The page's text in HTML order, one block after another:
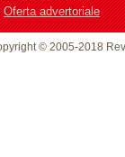
Oferta advertoriale
© 2005-2018